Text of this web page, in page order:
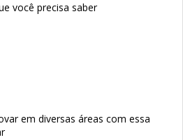
você precisa saber
em diversas áreas com essa